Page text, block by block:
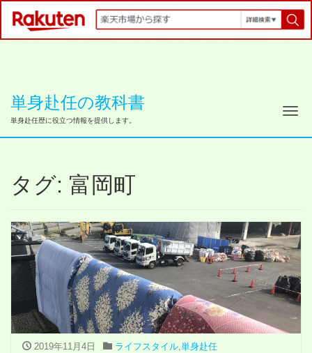
単身赴任の教科書
単身赴任歴に役立つ情報を提供します。 ナ
タグ: 富岡町
2019年11月4日 ライフスタイル,単身赴任